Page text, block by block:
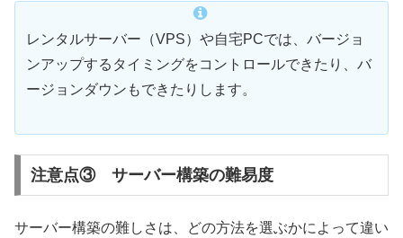
レンタルサーバー（VPS）や自宅PCでは、バージョ
ンアップするタイミングをコントロールできたり、バ
ージョンダウンもできたりします。
注意点③ サーバー構築の難易度
サーバー構築の難しさは、どの方法を選ぶかによって違い